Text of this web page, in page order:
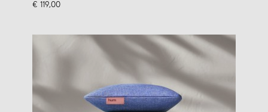
€ 119,00